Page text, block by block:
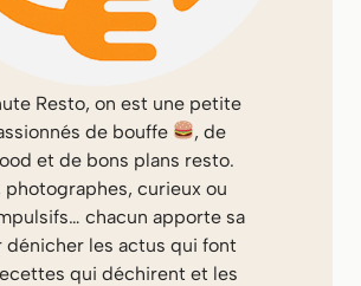
Resto, on est une petite
de bouffe
, de
et de bons plans resto.
photographes, curieux ou
chacun apporte sa
dénicher les actus qui font
qui déchirent et les